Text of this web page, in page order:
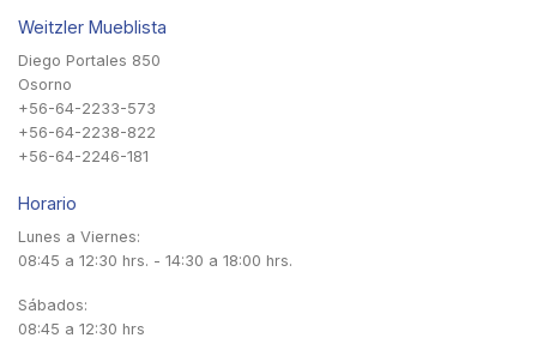
Weitzler Mueblista
Diego Portales 850
Osorno
+56-64-2233-573
+56-64-2238-822
+56-64-2246-181
Horario
Lunes a Viernes:
08:45 a 12:30 hrs. - 14:30 a 18:00 hrs.
Sábados:
08:45 a 12:30 hrs